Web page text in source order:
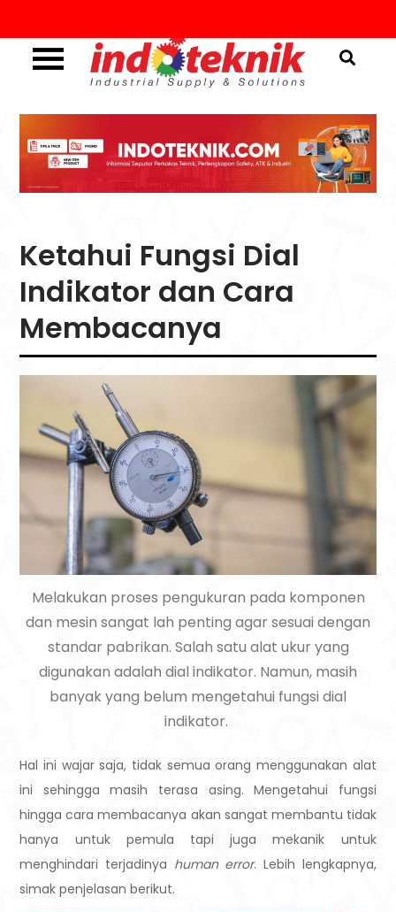
to
content
Seputar Teknik, Safety,
ATK & Industri
Ketahui Fungsi Dial
Indikator dan Cara
Membacanya
Melakukan proses pengukuran pada komponen
dan mesin sangat lah penting agar sesuai dengan
standar pabrikan. Salah satu alat ukur yang
digunakan adalah dial indikator. Namun, masih
banyak yang belum mengetahui fungsi dial
indikator.
Hal ini wajar saja, tidak semua orang menggunakan alat
ini sehingga masih terasa asing. Mengetahui fungsi
hingga cara membacanya akan sangat membantu tidak
hanya untuk pemula tapi juga mekanik untuk
menghindari terjadinya human error. Lebih lengkapnya,
simak penjelasan berikut.